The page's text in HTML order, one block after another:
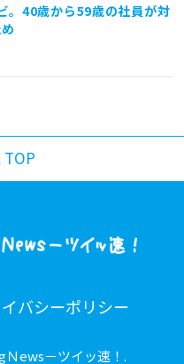
。40歳から59歳の社員が対
TOP
バシーポリシー
ews－ツイッ速！.